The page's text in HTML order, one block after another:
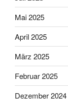
Mai 2025
April 2025
März 2025
Februar 2025
Dezember 2024